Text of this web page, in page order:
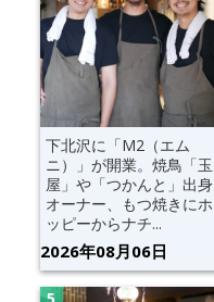
下北沢に「M2（エム
ニ）」が開業。焼鳥「玉
屋」や「つかんと」出身
オーナー、もつ焼きにホ
ッピーからナチ...
2026年08月06日